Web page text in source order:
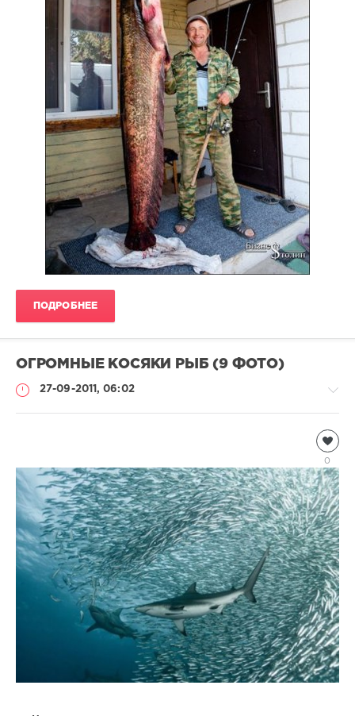
ПОДРОБНЕЕ
ОГРОМНЫЕ КОСЯКИ РЫБ (9 ФОТО)
27-09-2011, 06:02
Natalja
263
1
0